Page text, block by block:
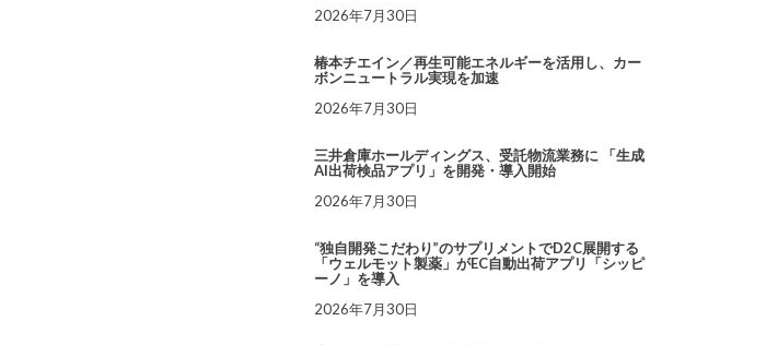
2026年7月30日
椿本チエイン／再生可能エネルギーを活用し、カー
ボンニュートラル実現を加速
2026年7月30日
三井倉庫ホールディングス、受託物流業務に 「生成
AI出荷検品アプリ」を開発・導入開始
2026年7月30日
“独自開発こだわり”のサプリメントでD2C展開する
「ウェルモット製薬」がEC自動出荷アプリ「シッピ
ーノ」を導入
2026年7月30日